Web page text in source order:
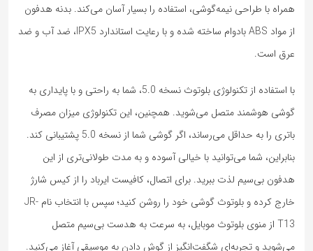
همراه با طراحی نیمه‌گوشی، استفاده را بسیار آسان می‌کند. بدنه هدفون
از مواد ABS بادوام ساخته شده و با رعایت استاندارد IPX5، ضد آب و ضد
عرق است.
با استفاده از تکنولوژی بلوتوث نسخه 5.0، شما به راحتی و با پایداری به
گوشی هوشمند متصل می‌شوید. همچنین، این تکنولوژی میزان مصرف
باتری را به حداقل می‌رساند، اگر گوشی شما از نسخه 5.0 پشتیبانی کند.
بنابراین، شما می‌توانید با خیالی آسوده و به مدت طولانی‌تری از این
هدفون بی‌سیم لذت ببرید. برای اتصال، کافیست ایرباد را از کیس شارژ
خارج کرده و بلوتوث گوشی خود را روشن کنید؛ سپس با انتخاب نام JR-
T13 از منوی بلوتوث موبایل، به سرعت به هدست بی‌سیم متصل
می‌شوید و تجربه‌ای شگفت‌انگیز از گوش دادن به موسیقی آغاز می‌کنید.